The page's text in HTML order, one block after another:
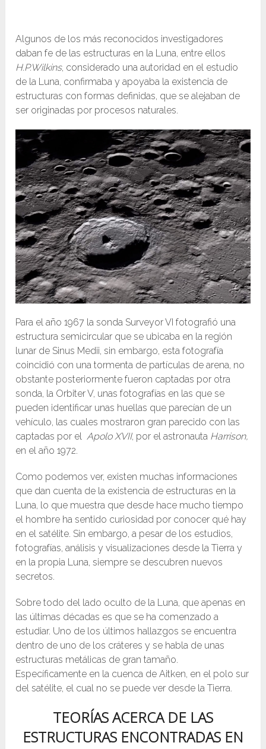
Algunos de los más reconocidos investigadores
daban fe de las estructuras en la Luna, entre ellos
H.P.Wilkins, considerado una autoridad en el estudio
de la Luna, confirmaba y apoyaba la existencia de
estructuras con formas definidas, que se alejaban de
ser originadas por procesos naturales.
Para el año 1967 la sonda Surveyor VI fotografió una
estructura semicircular que se ubicaba en la región
lunar de Sinus Medii, sin embargo, esta fotografía
coincidió con una tormenta de partículas de arena, no
obstante posteriormente fueron captadas por otra
sonda, la Orbiter V, unas fotografías en las que se
pueden identificar unas huellas que parecían de un
vehículo, las cuales mostraron gran parecido con las
captadas por el Apolo XVII, por el astronauta Harrison,
en el año 1972.
Como podemos ver, existen muchas informaciones
que dan cuenta de la existencia de estructuras en la
Luna, lo que muestra que desde hace mucho tiempo
el hombre ha sentido curiosidad por conocer qué hay
en el satélite. Sin embargo, a pesar de los estudios,
fotografías, análisis y visualizaciones desde la Tierra y
en la propia Luna, siempre se descubren nuevos
secretos.
Sobre todo del lado oculto de la Luna, que apenas en
las últimas décadas es que se ha comenzado a
estudiar. Uno de los últimos hallazgos se encuentra
dentro de uno de los cráteres y se habla de unas
estructuras metálicas de gran tamaño.
Específicamente en la cuenca de Aitken, en el polo sur
del satélite, el cual no se puede ver desde la Tierra.
TEORÍAS ACERCA DE LAS
ESTRUCTURAS ENCONTRADAS EN